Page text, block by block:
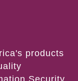
products
Security